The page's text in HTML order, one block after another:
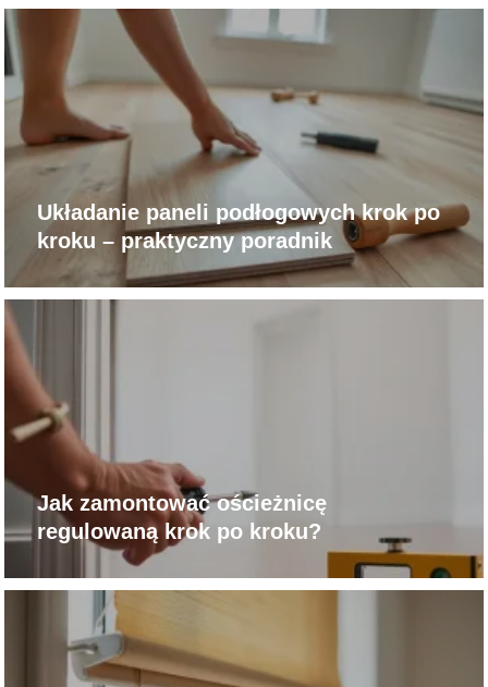
Układanie paneli podłogowych krok po
kroku – praktyczny poradnik
Jak zamontować ościeżnicę
regulowaną krok po kroku?